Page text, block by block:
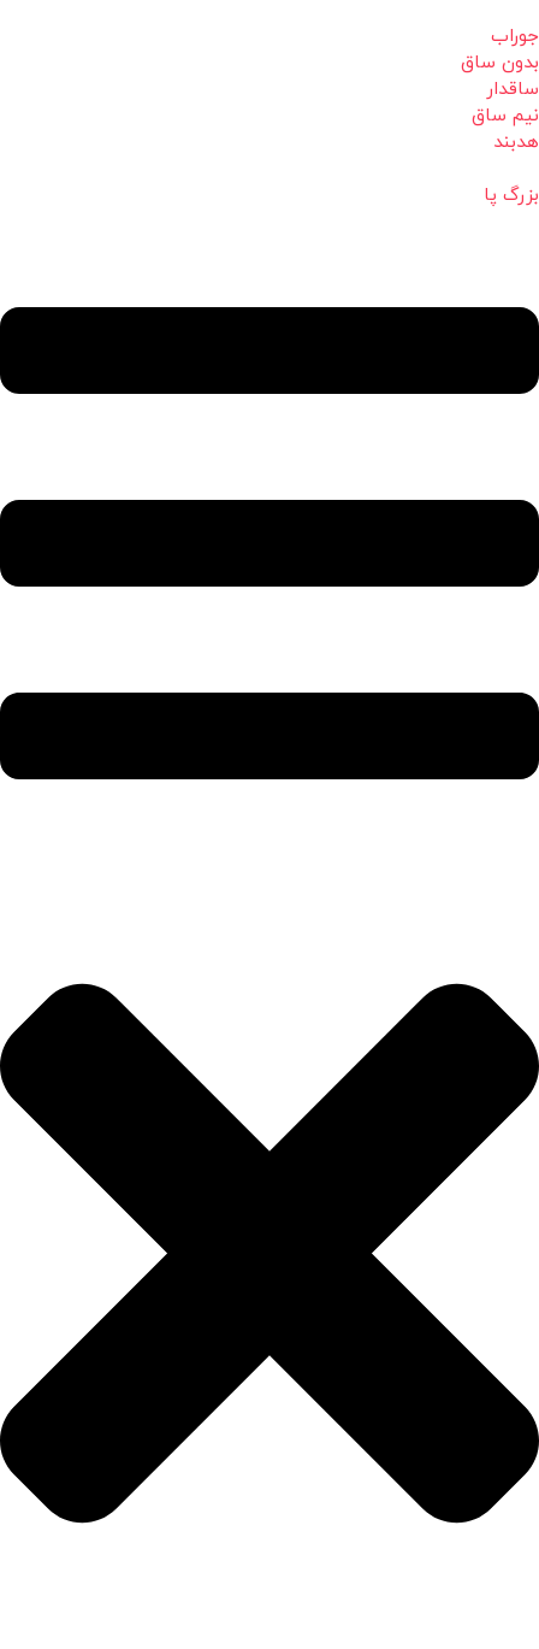
جوراب
بدون ساق
ساقدار
نیم ساق
هدبند
بزرگ پا